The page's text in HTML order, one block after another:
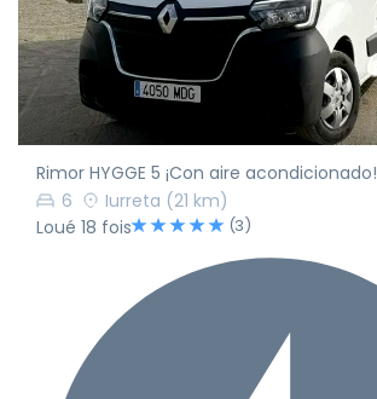
Rimor HYGGE 5 ¡Con aire acondicionado!
6
Iurreta (21 km)
Loué 18 fois
(3)